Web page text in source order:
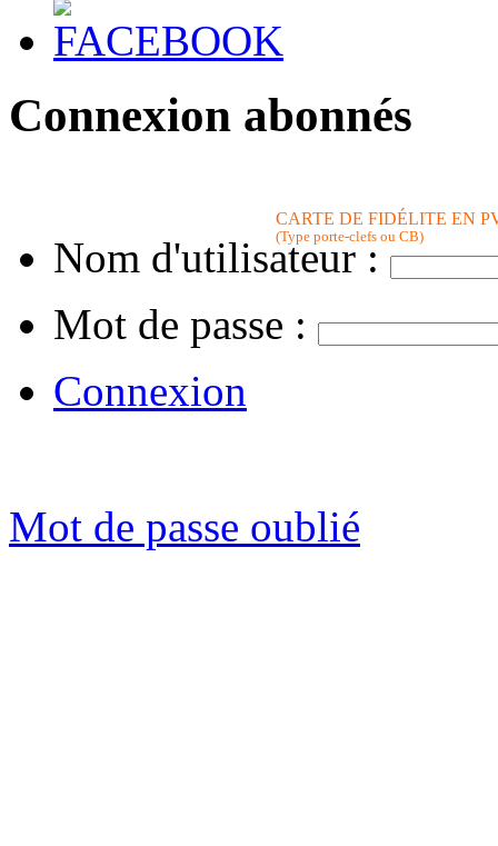
CARTE DE FIDÉLITE EN
(Type porte-clefs ou CB)
Connexion abonnés
Nom d'utilisateur :
Mot de passe :
Connexion
Mot de passe oublié